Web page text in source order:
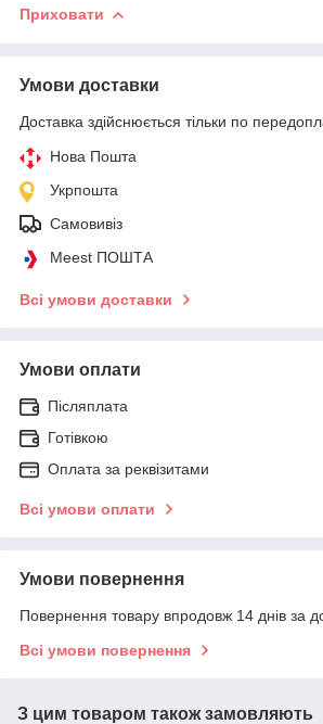
Приховати
Умови доставки
Доставка здійснюється тільки по
Нова Пошта
Укрпошта
Самовивіз
Meest ПОШТА
Всі умови доставки
Умови оплати
Післяплата
Готівкою
Оплата за реквізитами
Всі умови оплати
Умови повернення
Повернення товару впродовж 14 днів за
Всі умови повернення
З цим товаром також замовляють